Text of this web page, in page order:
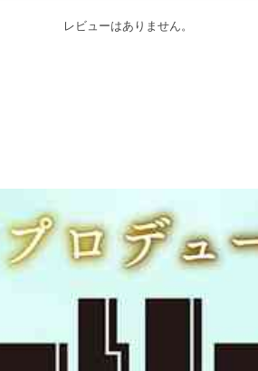
レビューはありません。